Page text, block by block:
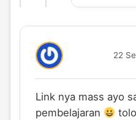
22
Link nya mass ayo
pembelajaran